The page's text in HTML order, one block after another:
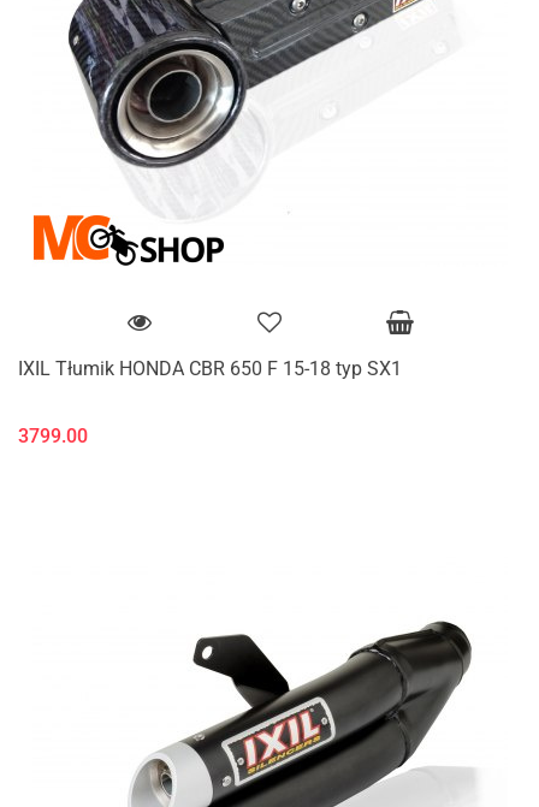
IXIL Tłumik HONDA CBR 650 F 15-18 typ SX1
3799.00